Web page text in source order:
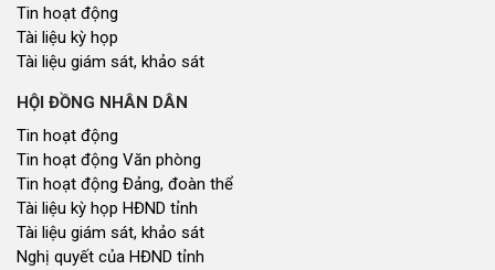
Tin hoạt động
Tài liệu kỳ họp
Tài liệu giám sát, khảo sát
HỘI ĐỒNG NHÂN DÂN
Tin hoạt động
Tin hoạt động Văn phòng
Tin hoạt động Đảng, đoàn thể
Tài liệu kỳ họp HĐND tỉnh
Tài liệu giám sát, khảo sát
Nghị quyết của HĐND tỉnh